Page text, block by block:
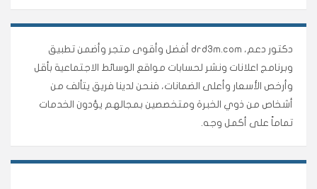
دكتور دعم، drd3m.com أفضل وأقوى متجر وأضمن تطبيق
وبرنامج اعلانات ونشر لحسابات مواقع الوسائط الاجتماعية بأقل
وأرخص الأسعار وأعلى الضمانات، فنحن لدينا فريق يتألف من
أشخاص من ذوي الخبرة ومتخصصين بمجالهم يؤدون الخدمات
تماماً على أكمل وجه.